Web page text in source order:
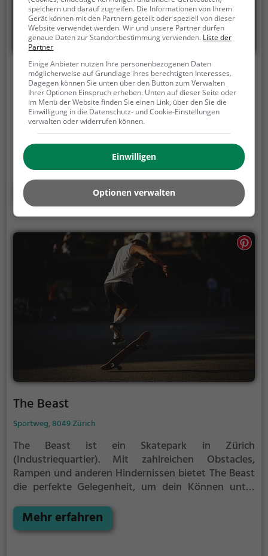
Skatepark Birmensdorf
Reppischtalweg, 8903 Birmensdorf ZH
Der Skatepark Birmensdorf ist ein Skatepark in
Birmensdorf ZH (Birmensdorf (ZH)). Mit zahlreichen
Obstacles, Rampen und anderen Hindernissen bietet
der Skatepark Birmensdorf die perfekte Gelegenheit,
um dein Können unter Beweis zu stellen.
Mehr erfahren
The Beast
Sportweg, 8049 Zürich
The Beast ist ein Skatepark in Zürich
(Industriequartier). Mit zahlreichen Obstacles,
Rampen und anderen Hindernissen bietet The Beast
die perfekte Gelegenheit, um dein Können unter
Anfänger, The Beast hat für jeden etwas zu bieten -
ganz egal, ob du nur ein wenig üben, oder mit
Mehr erfahren
speichern und darauf zugreifen. Die Informationen von Ihrem
Gerät können mit den Partnern geteilt oder speziell von dieser
Website verwendet werden. Wir und unsere Partner dürfen
genaue Daten zur Standortbestimmung verwenden. Liste der
Partner
Einige Anbieter nutzen Ihre personenbezogenen Daten
möglicherweise auf Grundlage ihres berechtigten Interesses.
Dagegen können Sie unten über den Button zum Verwalten
Ihrer Optionen Einspruch erheben. Unten auf dieser Seite oder
im Menü der Website finden Sie einen Link, über den Sie die
Einwilligung in die Datenschutz- und Cookie-Einstellungen
verwalten oder widerrufen können.
Einwilligen
Optionen verwalten